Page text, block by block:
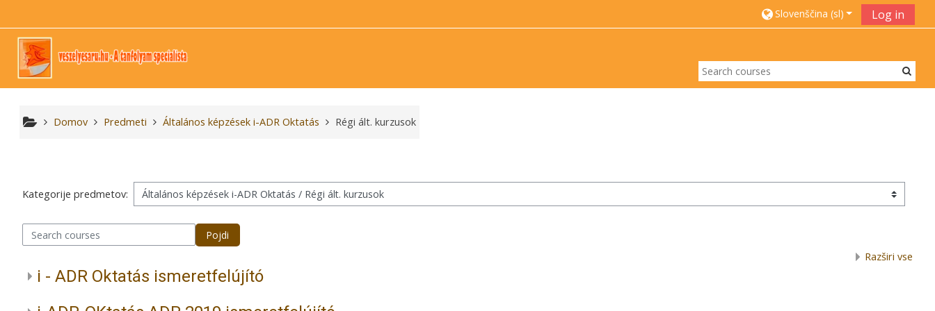
Slovenščina ‎(sl)‎ Log in
Domov Predmeti Általános képzések i-ADR Oktatás Régi ált. kurzusok
Kategorije predmetov:
courses
Pojdi
Razširi vse
i - ADR Oktatás ismeretfelújító